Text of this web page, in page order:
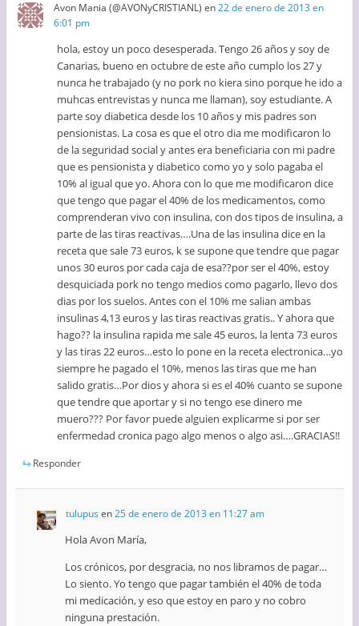
Avon Mania (@AVONyCRISTIANL) en22 de enero de 2013 en
6:01 pm
hola, estoy un poco desesperada. Tengo 26 años y soy de
Canarias, bueno en octubre de este año cumplo los 27 y
nunca he trabajado (y no pork no kiera sino porque he ido a
muhcas entrevistas y nunca me llaman), soy estudiante. A
parte soy diabetica desde los 10 años y mis padres son
pensionistas. La cosa es que el otro dia me modificaron lo
de la seguridad social y antes era beneficiaria con mi padre
que es pensionista y diabetico como yo y solo pagaba el
10% al igual que yo. Ahora con lo que me modificaron dice
que tengo que pagar el 40% de los medicamentos, como
comprenderan vivo con insulina, con dos tipos de insulina, a
parte de las tiras reactivas….Una de las insulina dice en la
receta que sale 73 euros, k se supone que tendre que pagar
unos 30 euros por cada caja de esa??por ser el 40%, estoy
desquiciada pork no tengo medios como pagarlo, llevo dos
dias por los suelos. Antes con el 10% me salian ambas
insulinas 4,13 euros y las tiras reactivas gratis.. Y ahora que
hago?? la insulina rapida me sale 45 euros, la lenta 73 euros
y las tiras 22 euros…esto lo pone en la receta electronica…yo
siempre he pagado el 10%, menos las tiras que me han
salido gratis…Por dios y ahora si es el 40% cuanto se supone
que tendre que aportar y si no tengo ese dinero me
muero??? Por favor puede alguien explicarme si por ser
enfermedad cronica pago algo menos o algo asi….GRACIAS!!
Responder
tulupus en25 de enero de 2013 en 11:27 am
Hola Avon María,
Los crónicos, por desgracia, no nos libramos de pagar…
Lo siento. Yo tengo que pagar también el 40% de toda
mi medicación, y eso que estoy en paro y no cobro
ninguna prestación.